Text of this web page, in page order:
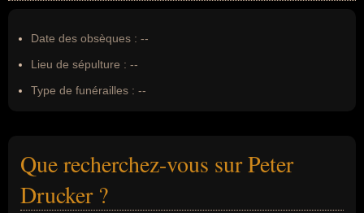
Date des obsèques : --
Lieu de sépulture : --
Type de funérailles : --
Que recherchez-vous sur Peter
Drucker ?